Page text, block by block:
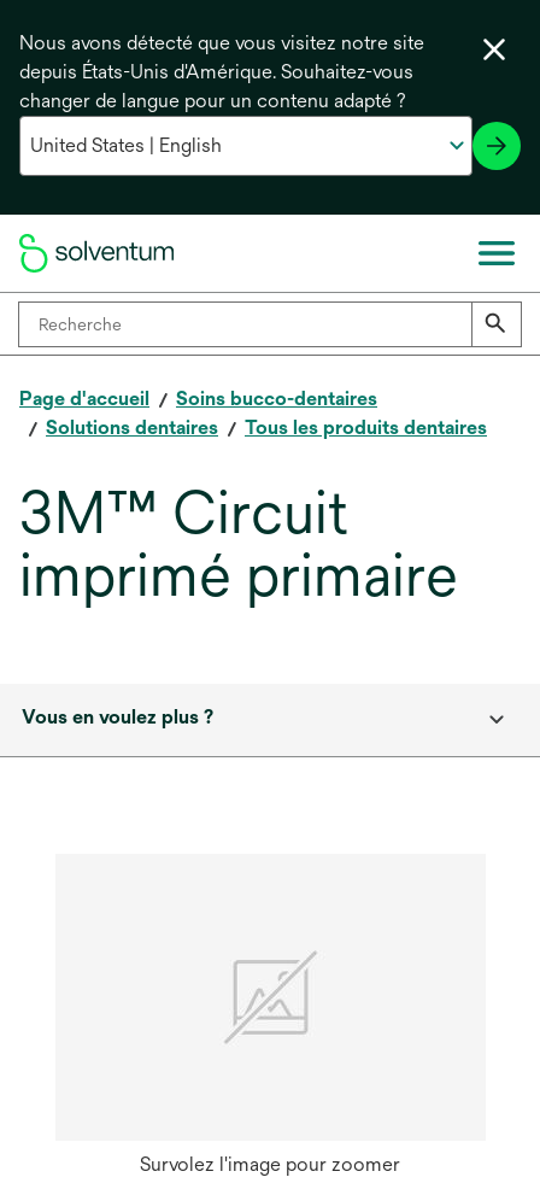
Nous avons détecté que vous visitez notre site
depuis États-Unis d'Amérique. Souhaitez-vous
changer de langue pour un contenu adapté ?
Page d'accueil
Soins bucco-dentaires
Solutions dentaires
Tous les produits dentaires
3M™ Circuit
imprimé primaire
Vous en voulez plus ?
Survolez l'image pour zoomer